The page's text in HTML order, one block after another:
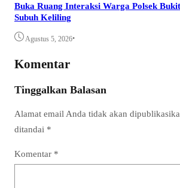
Buka Ruang Interaksi Warga Polsek
Subuh Keliling
Agustus 5, 2026•
Komentar
Tinggalkan Balasan
Alamat email Anda tidak akan
ditandai *
Komentar *